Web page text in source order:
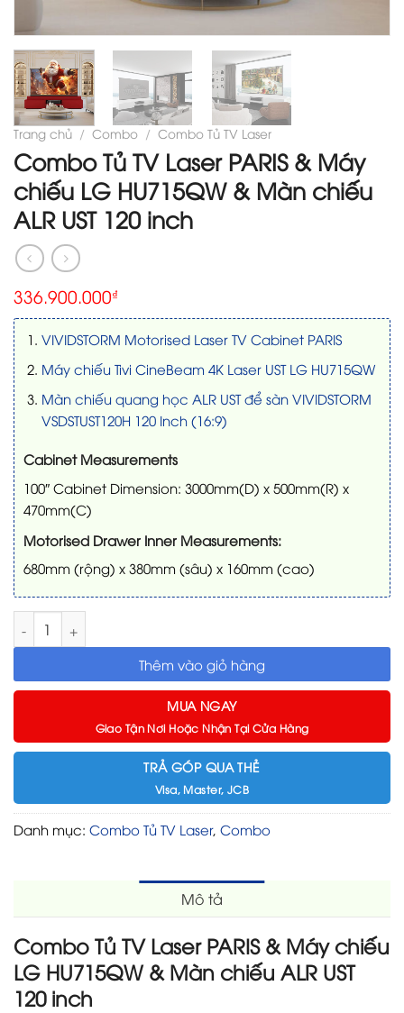
Trang chủ / Combo / Combo Tủ TV Laser
Combo Tủ TV Laser PARIS & Máy
chiếu LG HU715QW & Màn chiếu
ALR UST 120 inch
336.900.000₫
VIVIDSTORM Motorised Laser TV Cabinet PARIS
Máy chiếu Tivi CineBeam 4K Laser UST LG HU715QW
Màn chiếu quang học ALR UST để sàn VIVIDSTORM
VSDSTUST120H 120 Inch (16:9)
Cabinet Measurements
100″ Cabinet Dimension: 3000mm(D) x 500mm(R) x
470mm(C)
Motorised Drawer Inner Measurements:
680mm (rộng) x 380mm (sâu) x 160mm (cao)
Combo Tủ TV Laser PARIS & Máy chiếu LG HU715QW & Màn
Thêm vào giỏ hàng
MUA NGAY
Giao Tận Nơi Hoặc Nhận Tại Cửa Hàng
TRẢ GÓP QUA THẺ
Visa, Master, JCB
Danh mục: Combo Tủ TV Laser, Combo
Mô tả
Combo Tủ TV Laser PARIS& Máy chiếu
LG HU715QW & Màn chiếu ALR UST
120 inch